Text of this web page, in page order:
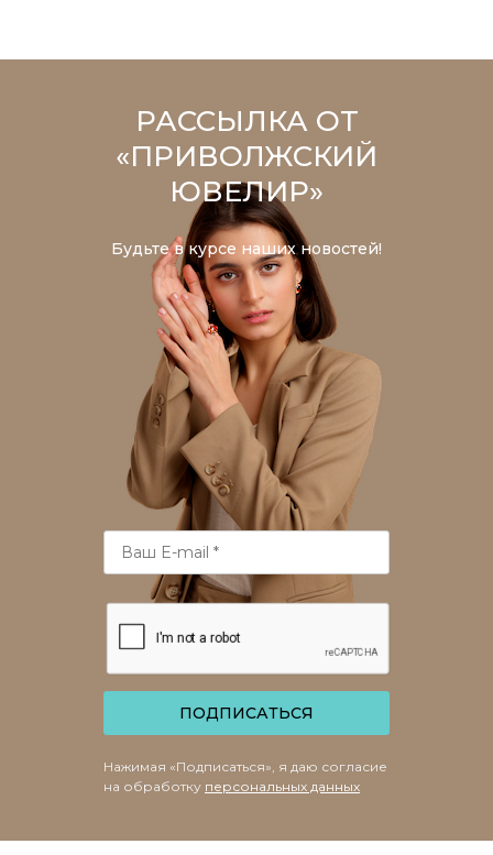
РАССЫЛКА ОТ
«ПРИВОЛЖСКИЙ
ЮВЕЛИР»
Будьте в курсе наших новостей!
ПОДПИСАТЬСЯ
Нажимая «Подписаться», я даю согласие
на обработку персональных данных